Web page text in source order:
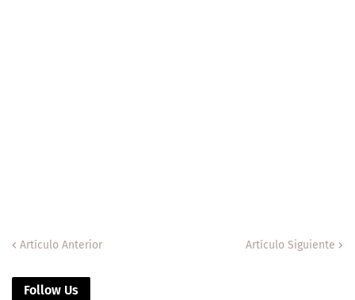
Artículo Anterior Artículo Siguiente
Follow Us